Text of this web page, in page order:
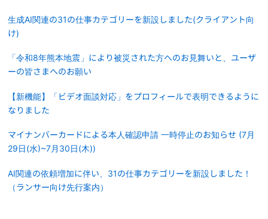
生成AI関連の31の仕事カテゴリーを新設しました(クライアント向
け)
「令和8年熊本地震」により被災された方へのお見舞いと、ユーザ
ーの皆さまへのお願い
【新機能】「ビデオ面談対応」をプロフィールで表明できるように
なりました
マイナンバーカードによる本人確認申請 一時停止のお知らせ (7月
29日(水)~7月30日(木))
AI関連の依頼増加に伴い、31の仕事カテゴリーを新設しました！
（ランサー向け先行案内）